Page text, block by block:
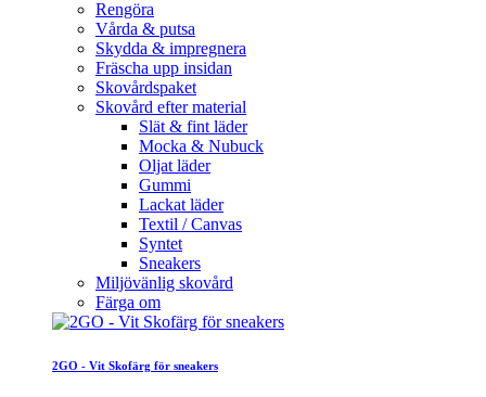
Rengöra
Vårda & putsa
Skydda & impregnera
Fräscha upp insidan
Skovårdspaket
Skovård efter material
Slät & fint läder
Mocka & Nubuck
Oljat läder
Gummi
Lackat läder
Textil / Canvas
Syntet
Sneakers
Miljövänlig skovård
Färga om
2GO - Vit Skofärg för sneakers